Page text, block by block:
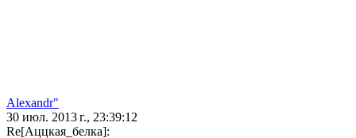
Alexandr"
30 июл. 2013 г., 23:39:12
Re[Аццкая_белка]: